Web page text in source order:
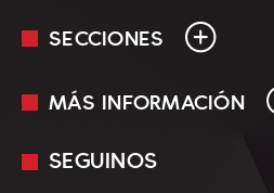
SECCIONES
En Vivo
MÁS INFORMACIÓN
Mediakit
SEGUINOS